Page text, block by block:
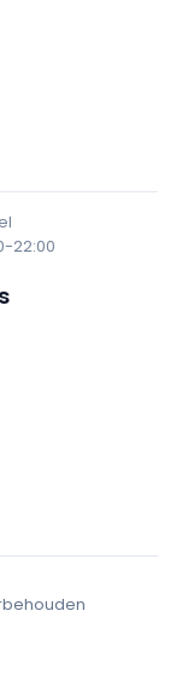
22:00